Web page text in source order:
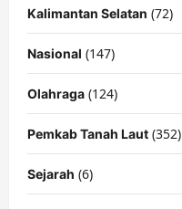
Kalimantan Selatan (72)
Nasional (147)
Olahraga (124)
Pemkab Tanah Laut (352)
Sejarah (6)